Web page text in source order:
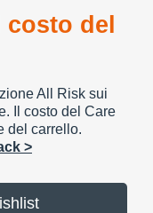
del
All Risk sui
Il costo del Care
del carrello.
>